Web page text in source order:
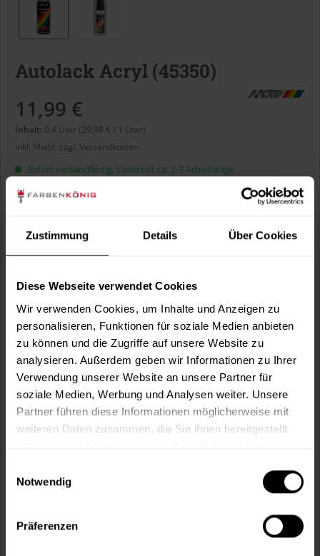
Zustimmung Details Über Cookies
Diese Webseite verwendet Cookies
Wir verwenden Cookies, um Inhalte und Anzeigen zu
personalisieren, Funktionen für soziale Medien anbieten
zu können und die Zugriffe auf unsere Website zu
analysieren. Außerdem geben wir Informationen zu Ihrer
Verwendung unserer Website an unsere Partner für
soziale Medien, Werbung und Analysen weiter. Unsere
Partner führen diese Informationen möglicherweise mit
weiteren Daten zusammen, die Sie ihnen bereitgestellt
Notwendig
Präferenzen
Autolack Acryl (45350)
11,99 €
Inhalt: 0.4 Liter (29,98 € / 1 Liter)
inkl. MwSt. zzgl. Versandkosten
Sofort versandfertig, Lieferzeit ca. 1-3 Arbeitstage
Liter:
Verbrauch berechnen
In denWarenkorb